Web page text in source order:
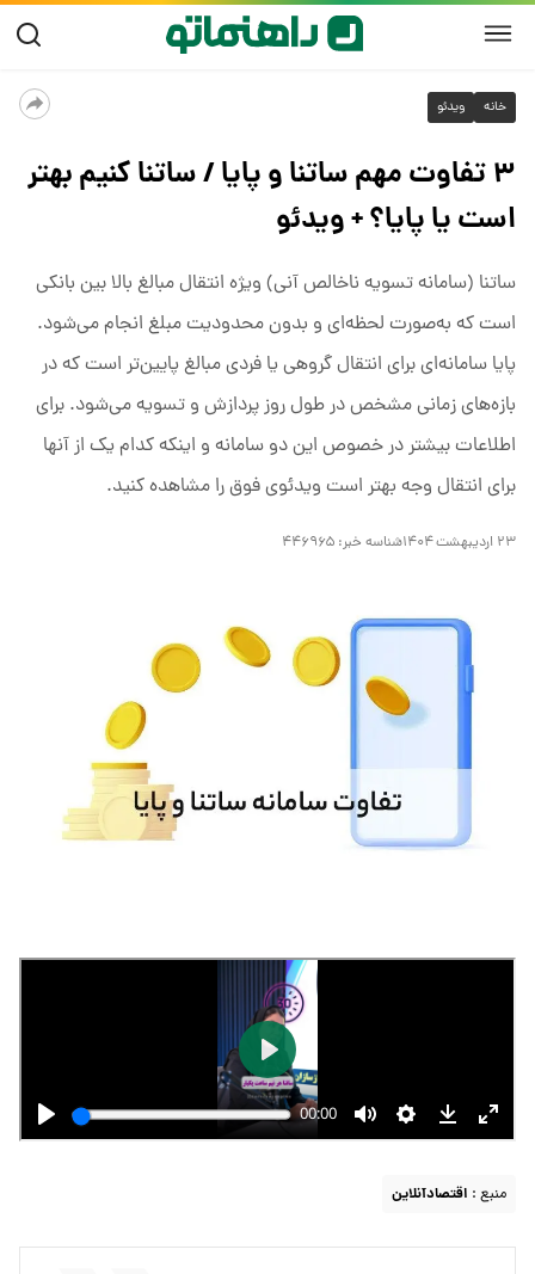
خانه ویدئو
۳ تفاوت مهم ساتنا و پایا / ساتنا کنیم بهتر
است یا پایا؟ + ویدئو
ساتنا (سامانه تسویه ناخالص آنی) ویژه انتقال مبالغ بالا بین بانکی
است که به‌صورت لحظه‌ای و بدون محدودیت مبلغ انجام می‌شود.
پایا سامانه‌ای برای انتقال گروهی یا فردی مبالغ پایین‌تر است که در
بازه‌های زمانی مشخص در طول روز پردازش و تسویه می‌شود. برای
اطلاعات بیشتر در خصوص این دو سامانه و اینکه کدام یک از آنها
برای انتقال وجه بهتر است ویدئوی فوق را مشاهده کنید.
۲۳ اردیبهشت ۱۴۰۴ شناسه خبر: ۴۴۶۹۶۵
منبع : اقتصادآنلاین